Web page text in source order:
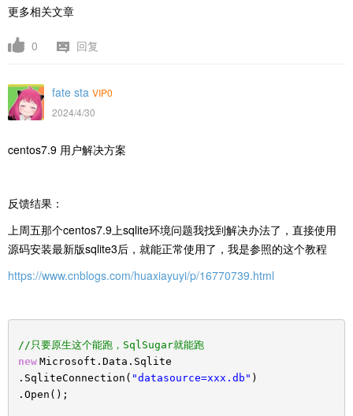
更多相关文章
0 回复
fate sta VIP0
2024/4/30
centos7.9 用户解决方案
反馈结果：
上周五那个centos7.9上sqlite环境问题我找到解决办法了，直接使用
源码安装最新版sqlite3后，就能正常使用了，我是参照的这个教程
https://www.cnblogs.com/huaxiayuyi/p/16770739.html
//只要原生这个能跑，SqlSugar就能跑
new Microsoft.Data.Sqlite
.SqliteConnection( "datasource=xxx.db" )
.Open();